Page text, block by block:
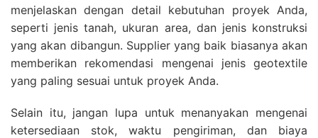
menjelaskan dengan detail kebutuhan proyek Anda,
seperti jenis tanah, ukuran area, dan jenis konstruksi
yang akan dibangun. Supplier yang baik biasanya akan
memberikan rekomendasi mengenai jenis geotextile
yang paling sesuai untuk proyek Anda.
Selain itu, jangan lupa untuk menanyakan mengenai
ketersediaan stok, waktu pengiriman, dan biaya